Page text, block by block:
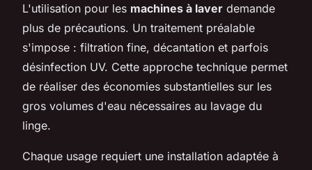
L'utilisation pour les machines à laver demande
plus de précautions. Un traitement préalable
s'impose : filtration fine, décantation et parfois
désinfection UV. Cette approche technique permet
de réaliser des économies substantielles sur les
gros volumes d'eau nécessaires au lavage du
linge.
Chaque usage requiert une installation adaptée à